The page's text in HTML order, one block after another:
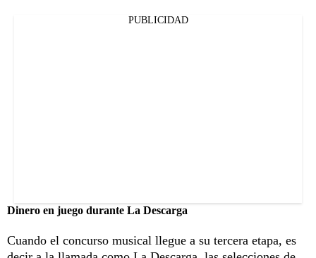
PUBLICIDAD
Dinero en juego durante La Descarga
Cuando el concurso musical llegue a su tercera etapa, es